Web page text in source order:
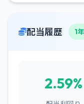
配当履歴 1
2.59%